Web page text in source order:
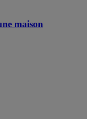
maison